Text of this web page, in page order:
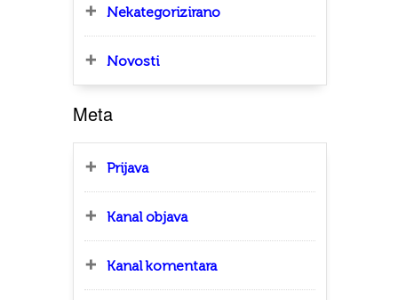
Nekategorizirano
Novosti
Meta
Prijava
Kanal objava
Kanal komentara